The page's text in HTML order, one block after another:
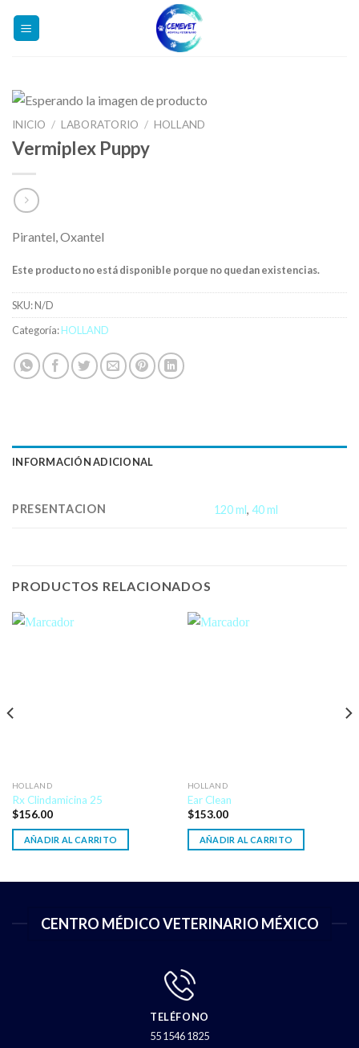
INICIO / LABORATORIO / HOLLAND
Vermiplex Puppy
Pirantel, Oxantel
Este producto no está disponible porque no quedan existencias.
SKU:N/D
Categoría:HOLLAND
INFORMACIÓN ADICIONAL
PRESENTACION 120 ml,40 ml
PRODUCTOS RELACIONADOS
HOLLAND
Rx Clindamicina 25
$156.00
AÑADIR AL CARRITO
HOLLAND
Ear Clean
$153.00
AÑADIR AL CARRITO
CENTRO MÉDICO VETERINARIO MÉXICO
TELÉFONO
55 1546 1825